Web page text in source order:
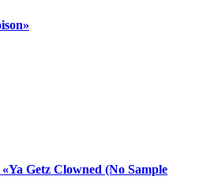
Getz Clowned (No Sample